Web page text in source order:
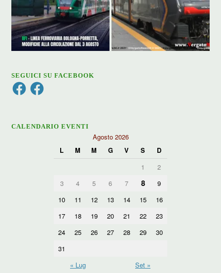
SEGUICI SU FACEBOOK
FacebookFacebook
CALENDARIO EVENTI
Agosto 2026
L
M M G V S
D
1
2
3
4 5 6 7 8
9
10
11 12 13 14 15
16
17
18 19 20 21 22
23
24
25 26 27 28 29
30
31
« Lug
Set »